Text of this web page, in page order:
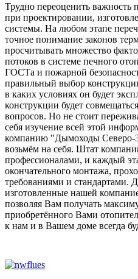
Трудно переоценить важность
при проектировании,
системы. На любом этапе
точное понимание законов
просчитывать множество
потоков в системе печного
ГОСТа и пожарной
правильный выбор
в каких условиях он будет
конструкции будет
вопросов. Но не стоит
себя изучение всей этой
компанию "Дымоходы Северо-
возьмём на себя. Штат
профессионалами, и каждый
окончательного монтажа,
требованиями и стандартами.
изготовленные нашей
позволяя Вам получать
приобретённого Вами
к нам и в Вашем доме всегда